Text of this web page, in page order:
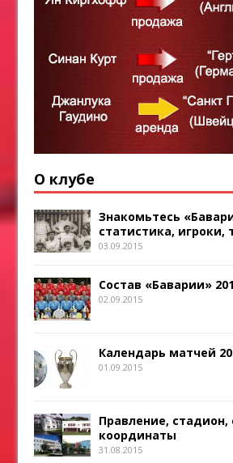
О клубе
Знакомьтесь
статистика, игроки,
03.09.2015
Состав «Баварии»
02.09.2015
Календарь матчей
01.09.2015
Правление, стадион,
координаты
31.08.2015